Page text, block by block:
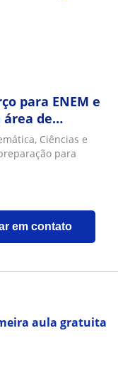
para ENEM e
de
Ciências e
para
em contato
aula gratuita